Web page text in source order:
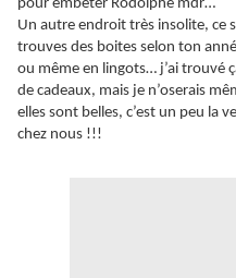
pour embêter Rodolphe mdr…
Un autre endroit très insolite, ce
trouves des boites selon ton
ou même en lingots… j’ai trouvé
de cadeaux, mais je n’oserais
elles sont belles, c’est un peu la
chez nous !!!